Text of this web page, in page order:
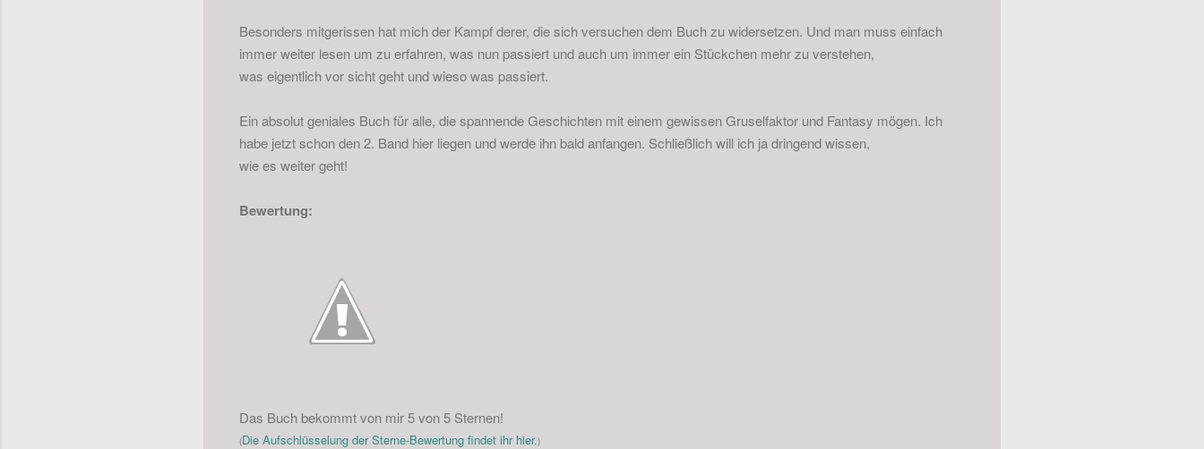
Besonders mitgerissen hat mich der Kampf derer, die sich versuchen dem Buch zu widersetzen. Und man muss einfach
immer weiter lesen um zu erfahren, was nun passiert und auch um immer ein Stückchen mehr zu verstehen,
was eigentlich vor sicht geht und wieso was passiert.
Ein absolut geniales Buch für alle, die spannende Geschichten mit einem gewissen Gruselfaktor und Fantasy mögen. Ich
habe jetzt schon den 2. Band hier liegen und werde ihn bald anfangen. Schließlich will ich ja dringend wissen,
wie es weiter geht!
Bewertung:
Das Buch bekommt von mir 5 von 5 Sternen!
(Die Aufschlüsselung der Sterne-Bewertung findet ihr hier.)